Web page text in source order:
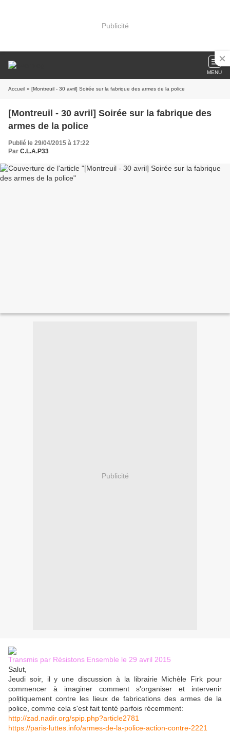
Publicité
MENU
Accueil » [Montreuil - 30 avril] Soirée sur la fabrique des armes de la police
[Montreuil - 30 avril] Soirée sur la fabrique des
armes de la police
Publié le 29/04/2015 à 17:22
Par C.L.A.P33
Publicité
Transmis par Résistons Ensemble le 29 avril 2015
Salut,
Jeudi soir, il y une discussion à la librairie Michèle Firk pour
commencer à imaginer comment s'organiser et intervenir
politiquement contre les lieux de fabrications des armes de la
police, comme cela s'est fait tenté parfois récemment:
http://zad.nadir.org/spip.php?article2781
https://paris-luttes.info/armes-de-la-police-action-contre-2221